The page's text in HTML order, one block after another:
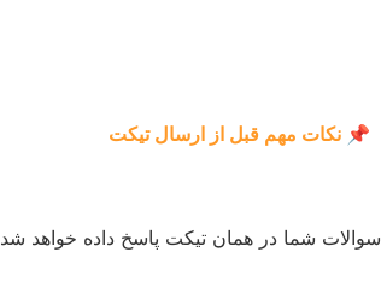
📌 نکات مهم قبل از ارسال تیکت
شما در همان تیکت پاسخ داده خواهد شد